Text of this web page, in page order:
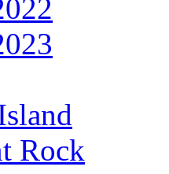
Rock